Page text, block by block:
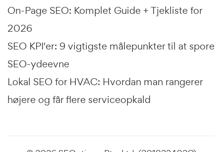
On-Page SEO: Komplet Guide + Tjekliste for
2026
SEO KPI'er: 9 vigtigste målepunkter til at spore
SEO-ydeevne
Lokal SEO for HVAC: Hvordan man rangerer
højere og får flere serviceopkald